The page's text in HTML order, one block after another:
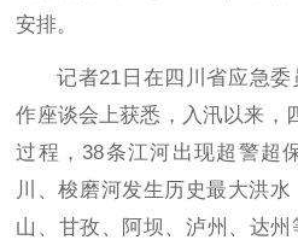
安排。
记者21日在四川省应急
作座谈会上获悉，入汛以来，
过程，38条江河出现超警超
川、梭磨河发生历史最大洪
山、甘孜、阿坝、泸州、达州